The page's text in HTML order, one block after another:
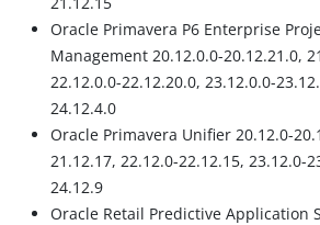
Oracle Primavera P6 Enterprise
Management 20.12.0.0-20.12.21.0,
22.12.0.0-22.12.20.0, 23.12.0.0-
24.12.4.0
Oracle Primavera Unifier 20.12.0-
21.12.17, 22.12.0-22.12.15, 23.12.0-
24.12.9
Oracle Retail Predictive Application